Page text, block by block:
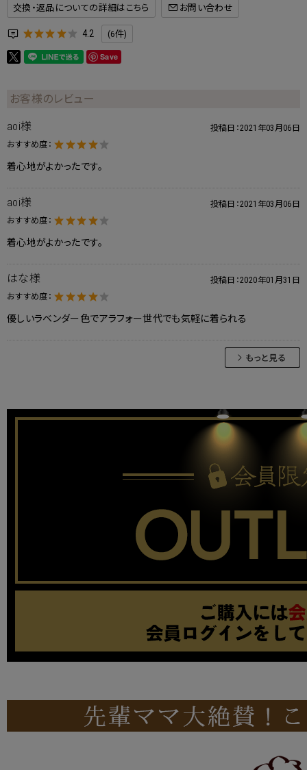
交換・返品についての詳細はこちら
4.2 (6件)
Save
お客様のレビュー
aoi様 投稿日：2021年03月06日
おすすめ度：
着心地がよかったです。
aoi様 投稿日：2021年03月06日
おすすめ度：
着心地がよかったです。
はな様 投稿日：2020年01月31日
おすすめ度：
優しいラベンダー色でアラフォー世代でも気軽に着られる